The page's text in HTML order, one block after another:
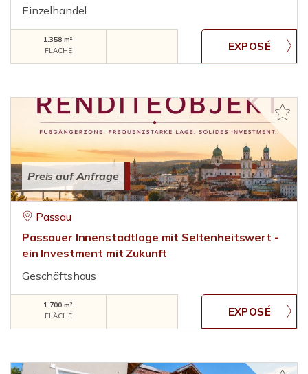
Einzelhandel
1.358 m²
FLÄCHE
Preis auf Anfrage
Passau
Passauer Innenstadtlage mit Seltenheitswert -
ein Investment mit Zukunft
Geschäftshaus
1.700 m²
FLÄCHE